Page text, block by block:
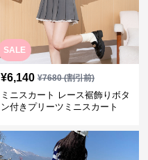
SALE
¥6,140 ¥7680(割引前)
ミニスカート レース裾飾りボタ
ン付きプリーツミニスカート